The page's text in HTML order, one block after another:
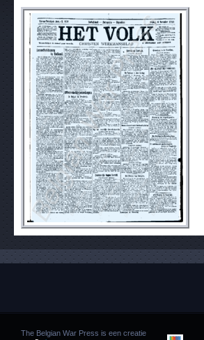
The Belgian War Press is een creatie